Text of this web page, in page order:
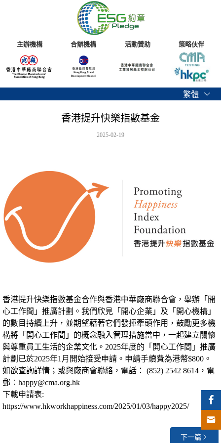
主辦機構 合辦機構 活動贊助 策略伙伴
繁體
香港提升快樂指數基金
2025-02-19
香港提升快樂指數基金合作與香港中華廠商聯合會，舉辦「開
心工作間」推廣計劃。我們欣見「開心企業」及「開心機構」
的數目持續上升，並期望藉著它們發揮牽頭作用，鼓勵更多機
構將「開心工作間」的概念融入管理措施當中，一起建立關懷
與尊重員工生活的企業文化。2025年度的「開心工作間」推廣
計劃已於2025年1月開始接受申請。申請手續費為港幣$800。
如欲查詢詳情；或與廠商會聯絡，電話： (852) 2542 8614，電
郵︰happy@cma.org.hk
下載申請表:
https://www.hkworkhappiness.com/2025/01/03/happy2025/
下一篇